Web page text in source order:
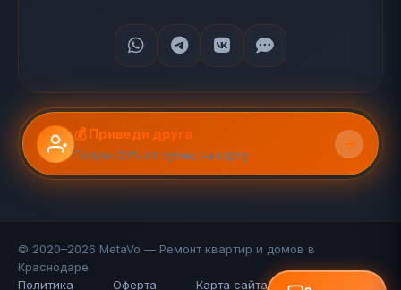
💰 Приведи друга
Получи 20% от суммы на карту
© 2020–2026 MetaVo — Ремонт квартир и домов в
Краснодаре
Политика
Оферта Карта сайта (110 стр.) FAQ